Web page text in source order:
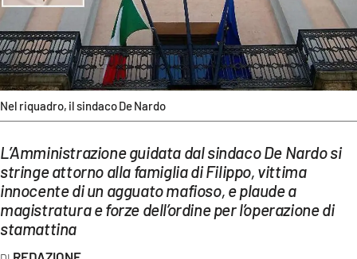
Streaming
LAC TV
LAC NETWORK
LaC
Network
LACPLAY.IT
LACTV.IT
Nel riquadro, il sindaco De Nardo
L’Amministrazione guidata dal sindaco De Nardo si
stringe attorno alla famiglia di Filippo, vittima
innocente di un agguato mafioso, e plaude a
magistratura e forze dell’ordine per l’operazione di
stamattina